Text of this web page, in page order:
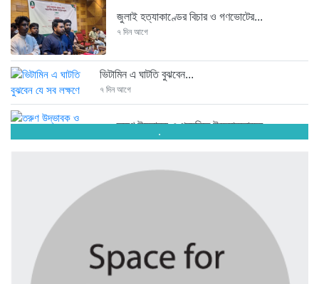
জুলাই হত্যাকাণ্ডের বিচার ও গণভোটের...
৭ দিন আগে
ভিটামিন এ ঘাটতি বুঝবেন...
৭ দিন আগে
তরুণ উদ্ভাবক ও প্রযুক্তি উদ্যোক্তাদের...
৭ দিন আগে
মাদরাসাকে অবহেলা করা শুরু মুজিব...
বাংলাদেশে এসে মার্কিন দূতের ভারতের...
.